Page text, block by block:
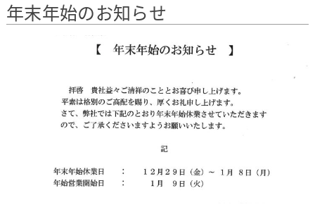
年末年始のお知らせ